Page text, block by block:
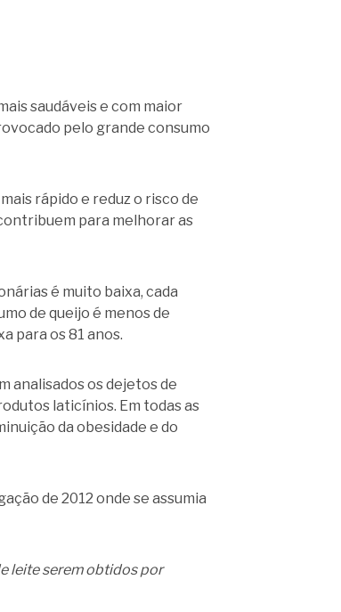
saudáveis e com maior
pelo grande consumo
rápido e reduz o risco de
para melhorar as
é muito baixa, cada
de queijo é menos de
para os 81 anos.
analisados os dejetos de
laticínios. Em todas as
da obesidade e do
de 2012 onde se assumia
leite serem obtidos por